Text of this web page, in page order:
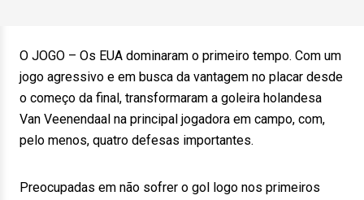
O JOGO – Os EUA dominaram o primeiro tempo. Com um
jogo agressivo e em busca da vantagem no placar desde
o começo da final, transformaram a goleira holandesa
Van Veenendaal na principal jogadora em campo, com,
pelo menos, quatro defesas importantes.
Preocupadas em não sofrer o gol logo nos primeiros